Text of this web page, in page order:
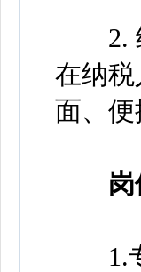
2. 纳
在纳
面、
岗位
1.专